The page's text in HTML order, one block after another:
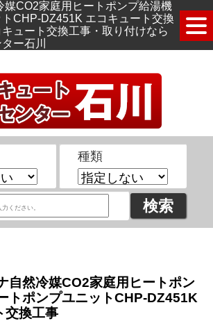
媒CO2家庭用ヒートポンプ給湯機
CHP-DZ451K エコキュート交換
ュート交換工事・取り付けなら
ー石川
種類
自然冷媒CO2家庭用ヒートポン
トポンプユニットCHP-DZ451K
交換工事